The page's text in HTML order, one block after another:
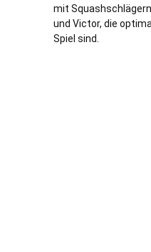
mit
und Victor, die
Spiel sind.